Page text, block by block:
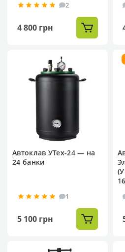
2
4 800 грн
Автоклав УТех-24 — на
24 банки
1
5 100 грн